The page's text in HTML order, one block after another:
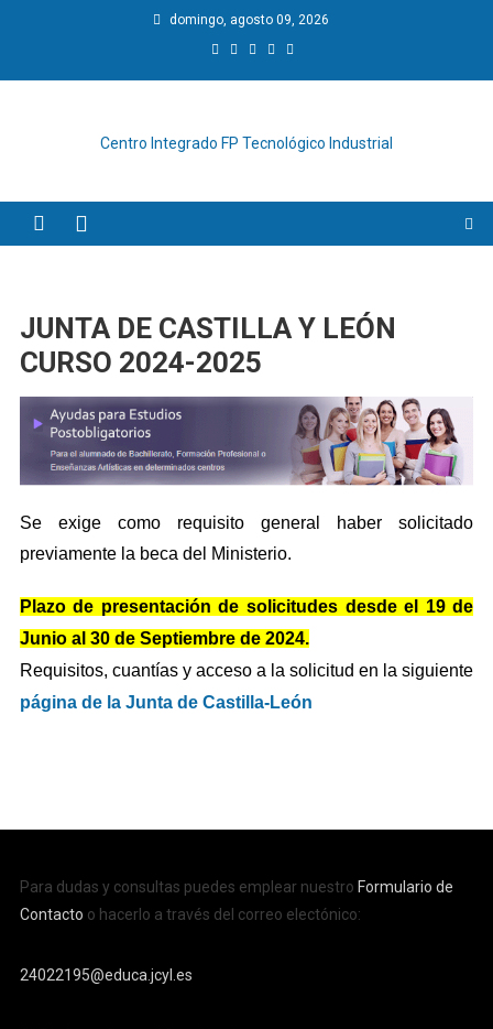
domingo, agosto 09, 2026
Centro Integrado FP Tecnológico Industrial
JUNTA DE CASTILLA Y LEÓN
CURSO 2024-2025
Se exige como requisito general haber solicitado
previamente la beca del Ministerio.
Plazo de presentación de solicitudes desde el 19 de
Junio al 30 de Septiembre de 2024.
Requisitos, cuantías y acceso a la solicitud en la siguiente
página de la Junta de Castilla-León
Para dudas y consultas puedes emplear nuestro Formulario de
Contacto o hacerlo a través del correo electónico:
24022195@educa.jcyl.es